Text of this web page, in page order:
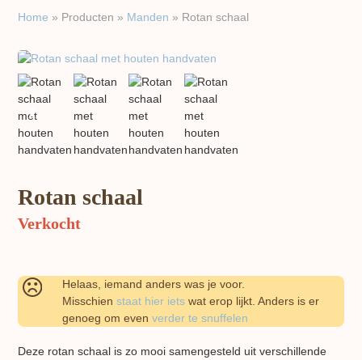
Home » Producten » Manden » Rotan schaal
previous
slide
next
slide
Rotan schaal
Verkocht
Helaas, iemand anders was je voor.
Misschienstaat hier iets wat erop lijkt. Anders is er
genoeg om evenverder te snuffelen
Deze rotan schaal is zo mooi samengesteld uit verschillende